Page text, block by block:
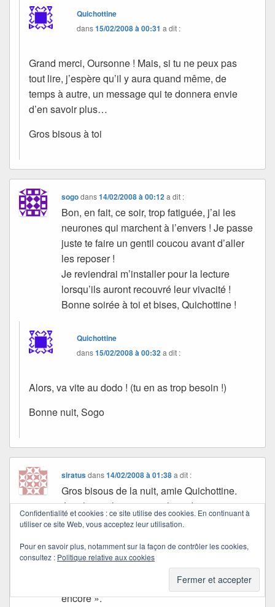
Quichottine
dans15/02/2008 à 00:31 a dit :
Grand merci, Oursonne ! Mais, si tu ne peux pas
tout lire, j’espère qu’il y aura quand même, de
temps à autre, un message qui te donnera envie
d’en savoir plus…
Gros bisous à toi
sogodans14/02/2008 à 00:12 a dit :
Bon, en fait, ce soir, trop fatiguée, j’ai les
neurones qui marchent à l’envers ! Je passe
juste te faire un gentil coucou avant d’aller
les reposer !
Je reviendrai m’installer pour la lecture
lorsqu’ils auront recouvré leur vivacité !
Bonne soirée à toi et bises, Quichottine !
Quichottine
dans15/02/2008 à 00:32a dit :
Alors, va vite au dodo ! (tu en as trop besoin !)
Bonne nuit, Sogo
siratusdans14/02/2008 à 01:38 a dit :
Gros bisous de la nuit, amie Quichottine.
Je relirai volontiers ce « livre de mon ami »,
je ne m’en souvenais plus.
journée.
Ce soir je ne retiens que ce qu’Anatole
France dit de sa vie. « mais je l’aime
encore ».
Confidentialité et cookies : ce site utilise des cookies. En continuant à
utiliser ce site Web, vous acceptez leur utilisation.
Pour en savoir plus, notamment sur la façon de contrôler les cookies,
consultez : Politique relative aux cookies